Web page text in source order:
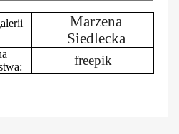
Marzena
Siedlecka
freepik